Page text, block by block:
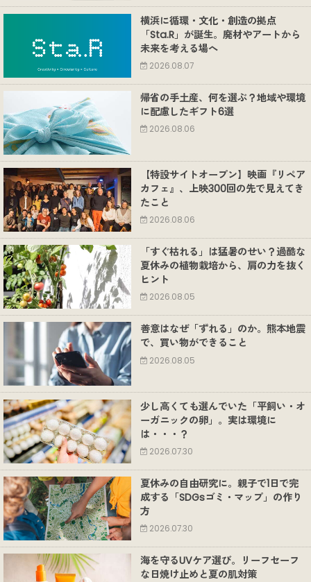
横浜に循環・文化・創造の拠点
「Sta.R」が誕生。廃材やアートから
未来を考える場へ
2026.08.07
帰省の手土産、何を選ぶ？地域や環境
に配慮したギフト6選
2026.08.06
【特設サイトオープン】映画『リペア
カフェ』、上映300回の先で見えてき
たこと
2026.08.06
「すぐ枯れる」は猛暑のせい？過酷な
夏休みの植物栽培から、肩の力を抜く
ヒント
2026.08.05
善意はなぜ「ずれる」のか。熊本地震
で、買い物ができること
2026.08.05
少し高くても選んでいた「平飼い・オ
ーガニックの卵」。実は環境に
は・・・？
2026.07.30
夏休みの自由研究に。親子で1日で完
成する「SDGsゴミ・マップ」の作り
方
2026.07.30
海を守るUVケア選び。リーフセーフ
な日焼け止めと夏の肌対策